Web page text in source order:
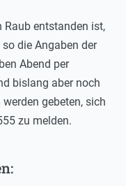
Raub entstanden ist,
die Angaben der
Abend per
bislang aber noch
gebeten, sich
zu melden.